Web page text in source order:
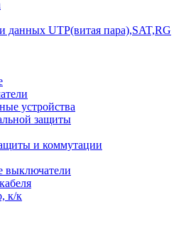
данных UTP(витая пара),SAT,RG
устройства
защиты
и коммутации
выключатели
к/к